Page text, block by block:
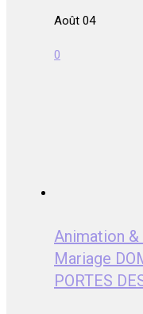
Août 04
0
Animation
Mariage
PORTES